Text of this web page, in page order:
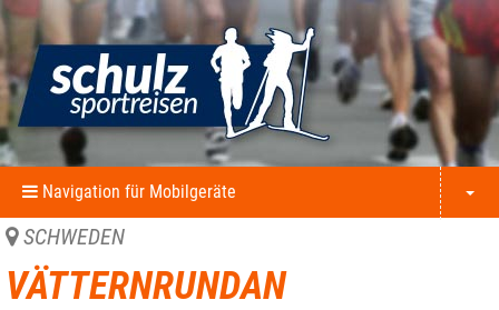
Navigation für Mobilgeräte
SCHWEDEN
VÄTTERNRUNDAN